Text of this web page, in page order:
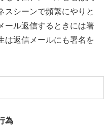
スシーンで頻繁にやりと
ール返信するときには署
返信メールにも署名を
為